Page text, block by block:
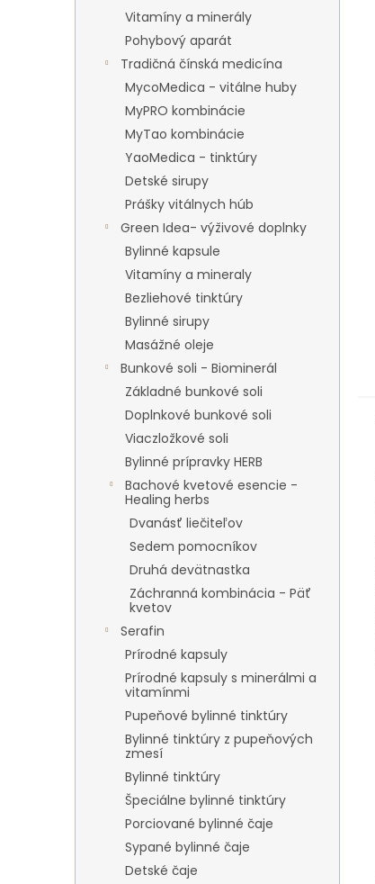
Vitamíny a minerály
Pohybový aparát
Tradičná čínská medicína
MycoMedica - vitálne huby
MyPRO kombinácie
MyTao kombinácie
YaoMedica - tinktúry
Detské sirupy
Prášky vitálnych húb
Green Idea- výživové doplnky
Bylinné kapsule
Vitamíny a mineraly
Bezliehové tinktúry
Bylinné sirupy
Masážné oleje
Bunkové soli - Biominerál
Základné bunkové soli
Doplnkové bunkové soli
Viaczložkové soli
Bylinné prípravky HERB
Bachové kvetové esencie -
Healing herbs
Dvanásť liečiteľov
Sedem pomocníkov
Druhá devätnastka
Záchranná kombinácia - Päť
kvetov
Serafin
Prírodné kapsuly
Prírodné kapsuly s minerálmi a
vitamínmi
Pupeňové bylinné tinktúry
Bylinné tinktúry z pupeňových
zmesí
Bylinné tinktúry
Špeciálne bylinné tinktúry
Porciované bylinné čaje
Sypané bylinné čaje
Detské čaje